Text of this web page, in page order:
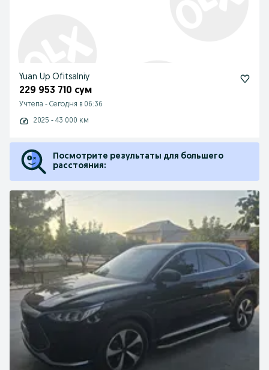
Yuan Up Ofitsalniy
229 953 710 сум
Учтепа - Сегодня в 06:36
2025 - 43 000 км
Посмотрите результаты для большего
расстояния: